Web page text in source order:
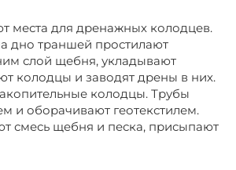
места для дренажных колодцев.
дно траншей простилают
слой щебня, укладывают
колодцы и заводят дрены в них.
колодцы. Трубы
и оборачивают геотекстилем.
смесь щебня и песка, присыпают